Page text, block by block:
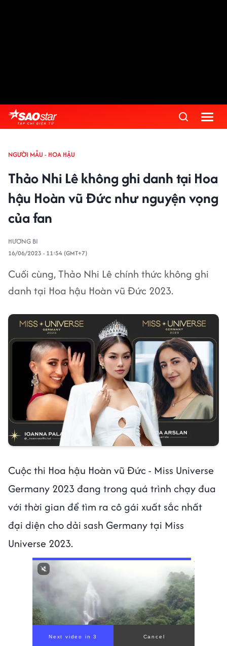
NGƯỜI MẪU - HOA HẬU
Thảo Nhi Lê không ghi danh tại Hoa
hậu Hoàn vũ Đức như nguyện vọng
của fan
HƯƠNG BI
16/06/2023 - 11:54 (GMT+7)
Cuối cùng, Thảo Nhi Lê chính thức không ghi
danh tại Hoa hậu Hoàn vũ Đức 2023.
Cuộc thi Hoa hậu Hoàn vũ Đức - Miss Universe
Germany 2023 đang trong quá trình chạy đua
với thời gian để tìm ra cô gái xuất sắc nhất
đại diện cho dải sash Germany tại Miss
Universe 2023.